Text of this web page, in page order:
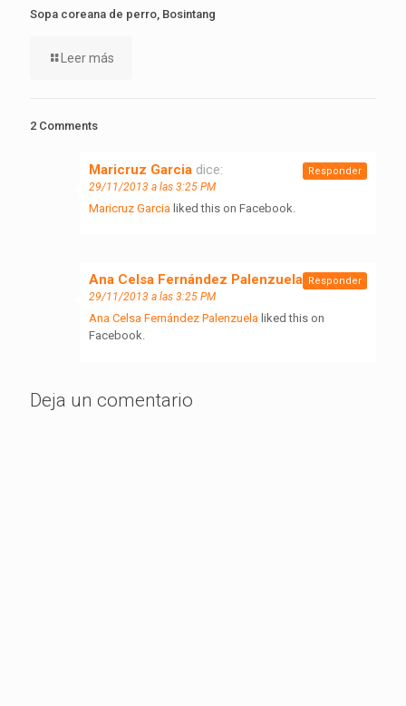
Sopa coreana de perro, Bosintang
Leer más
2 Comments
Maricruz Garcia dice:
29/11/2013 a las 3:25 PM
Maricruz Garcia liked this on Facebook.
Responder
Ana Celsa Fernández Palenzuela dice:
29/11/2013 a las 3:25 PM
Ana Celsa Fernández Palenzuela liked this on
Facebook.
Responder
Deja un comentario